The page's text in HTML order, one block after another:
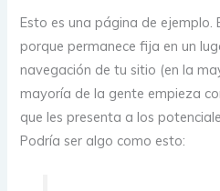
Esto es una página de ejemplo.
porque permanece fija en un
navegación de tu sitio (en la
mayoría de la gente empieza
que les presenta a los
Podría ser algo como esto: